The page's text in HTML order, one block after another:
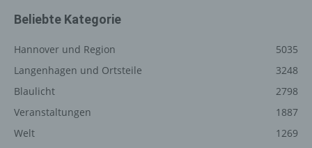
Beliebte Kategorie
Hannover und Region
5035
Langenhagen und Ortsteile
3248
Blaulicht
2798
Veranstaltungen
1887
Welt
1269
Personen steht die Möglichkeit frei, die bei der
jederzeit abzuändern oder vollständig aus dem
löschen zu lassen.
betroffenen Person jederzeit auf Anfrage Auskunft
darüber, welche personenbezogenen Daten über die